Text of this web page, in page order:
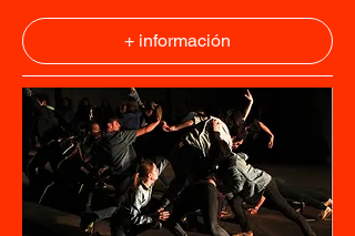
+ información